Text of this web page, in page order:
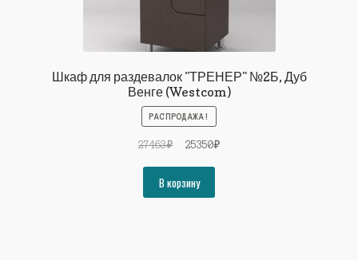
Шкаф для раздевалок "ТРЕНЕР" №2Б, Дуб
Венге (Westcom)
РАСПРОДАЖА!
27463₽
Первоначальная
составляла
27463₽.
25350₽Текущая
В корзину